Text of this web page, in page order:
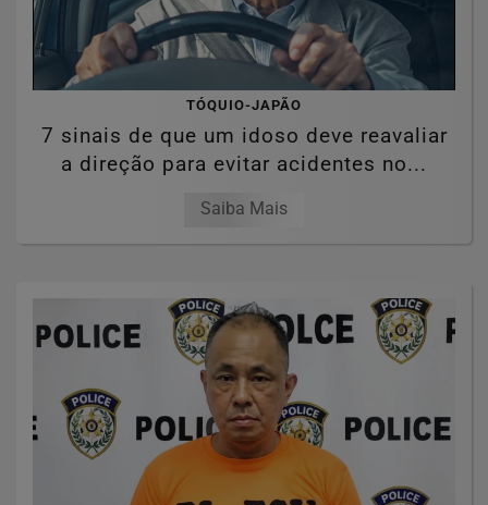
TÓQUIO-JAPÃO
7 sinais de que um idoso deve reavaliar
a direção para evitar acidentes no...
Saiba Mais